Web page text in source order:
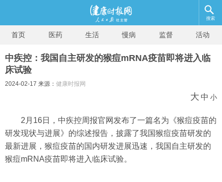
搜索
首页 医药 生活 慢病 监督 活动
中疾控：我国自主研发的猴痘mRNA疫苗即将进入临
床试验
2024-02-17 来源： 健康时报网
大 中 小
2月16日，中疾控周报官网发布了一篇名为《猴痘疫苗的
研发现状与进展》的综述报告，披露了我国猴痘疫苗研发的
最新进展，猴痘疫苗的国内研发进展迅速，我国自主研发的
猴痘mRNA疫苗即将进入临床试验。